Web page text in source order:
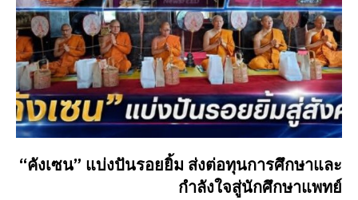
“คังเซน” แบ่งปันรอยยิ้ม ส่งต่อทุนการศึกษาและ
กำลังใจสู่นักศึกษาแพทย์